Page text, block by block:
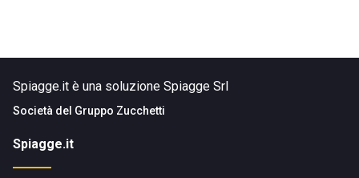
Spiagge.it è una soluzione Spiagge Srl
Società del Gruppo Zucchetti
Spiagge.it